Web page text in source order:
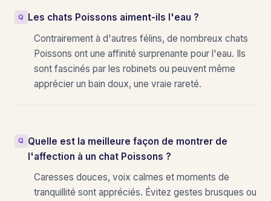
Les chats Poissons aiment-ils l'eau ?
Contrairement à d'autres félins, de nombreux chats
Poissons ont une affinité surprenante pour l'eau. Ils
sont fascinés par les robinets ou peuvent même
apprécier un bain doux, une vraie rareté.
Quelle est la meilleure façon de montrer de
l'affection à un chat Poissons ?
Caresses douces, voix calmes et moments de
tranquillité sont appréciés. Évitez gestes brusques ou